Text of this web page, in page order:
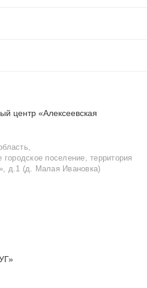
центр «Алексеевская
городское поселение, территория
д.1 (д. Малая Ивановка)